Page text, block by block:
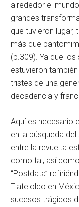
alrededor el
grandes
que tuvieron lugar,
más que
(p.309). Ya que
estuvieron
tristes de una
decadencia y
Aquí es necesario
en la búsqueda
entre la revuelta
como tal, así
“Postdata”
Tlatelolco en
sucesos trágicos